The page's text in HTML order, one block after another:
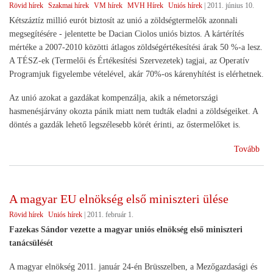
Rövid hírek Szakmai hírek VM hírek MVH Hírek Uniós hírek | 2011. június 10.
Kétszáztíz millió eurót biztosít az unió a zöldségtermelők azonnali
megsegítésére - jelentette be Dacian Ciolos uniós biztos. A kártérítés
mértéke a 2007-2010 közötti átlagos zöldségértékesítési árak 50 %-a lesz.
A TÉSZ-ek (Termelői és Értékesítési Szervezetek) tagjai, az Operatív
Programjuk figyelembe vételével, akár 70%-os kárenyhítést is elérhetnek.
Az unió azokat a gazdákat kompenzálja, akik a németországi
hasmenésjárvány okozta pánik miatt nem tudták eladni a zöldségeiket. A
döntés a gazdák lehető legszélesebb körét érinti, az őstermelőket is.
Tovább
A magyar EU elnökség első miniszteri ülése
Rövid hírek Uniós hírek 2011. február 1.
Fazekas Sándor vezette a magyar uniós elnökség első miniszteri
tanácsülését
A magyar elnökség 2011. január 24-én Brüsszelben, a Mezőgazdasági és